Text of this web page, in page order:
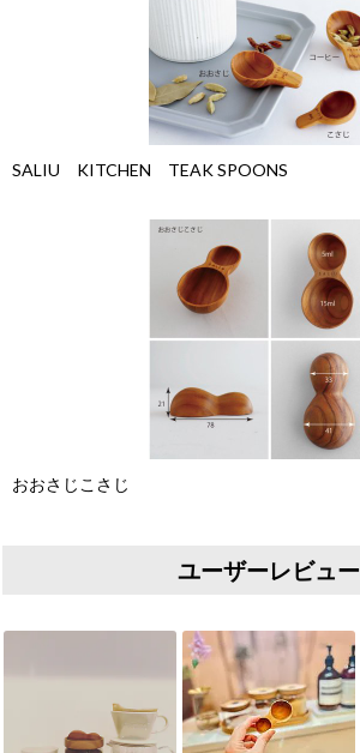
SALIU KITCHEN TEAK SPOONS
おおさじこさじ
ユーザーレビュー
Slideshow
Slide controls